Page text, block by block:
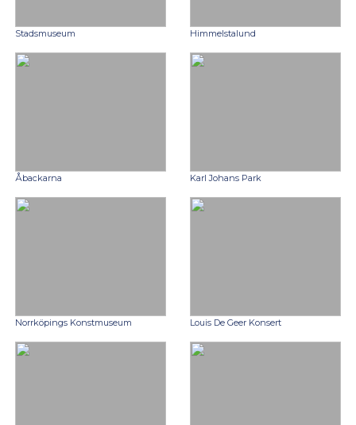
Stadsmuseum Himmelstalund
Åbackarna Karl Johans Park
Norrköpings Konstmuseum Louis De Geer Konsert